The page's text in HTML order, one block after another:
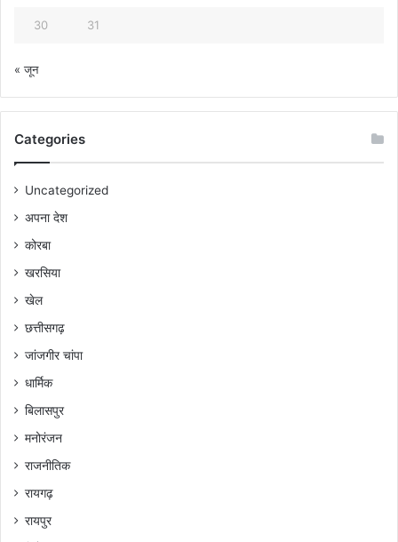
30 31
« जून
Categories
Uncategorized
अपना देश
कोरबा
खरसिया
खेल
छत्तीसगढ़
जांजगीर चांपा
धार्मिक
बिलासपुर
मनोरंजन
राजनीतिक
रायगढ़
रायपुर